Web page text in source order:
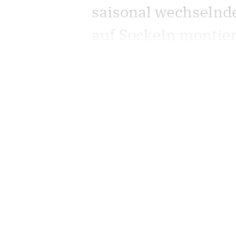
saisonal